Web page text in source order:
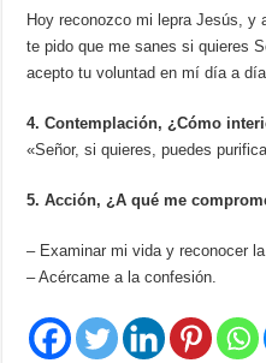
Hoy reconozco mi lepra Jesús, y
te pido que me sanes si quieres
acepto tu voluntad en mí día a
4. Contemplación, ¿Cómo
«Señor, si quieres, puedes
5. Acción, ¿A qué me
– Examinar mi vida y reconocer
– Acércame a la confesión.